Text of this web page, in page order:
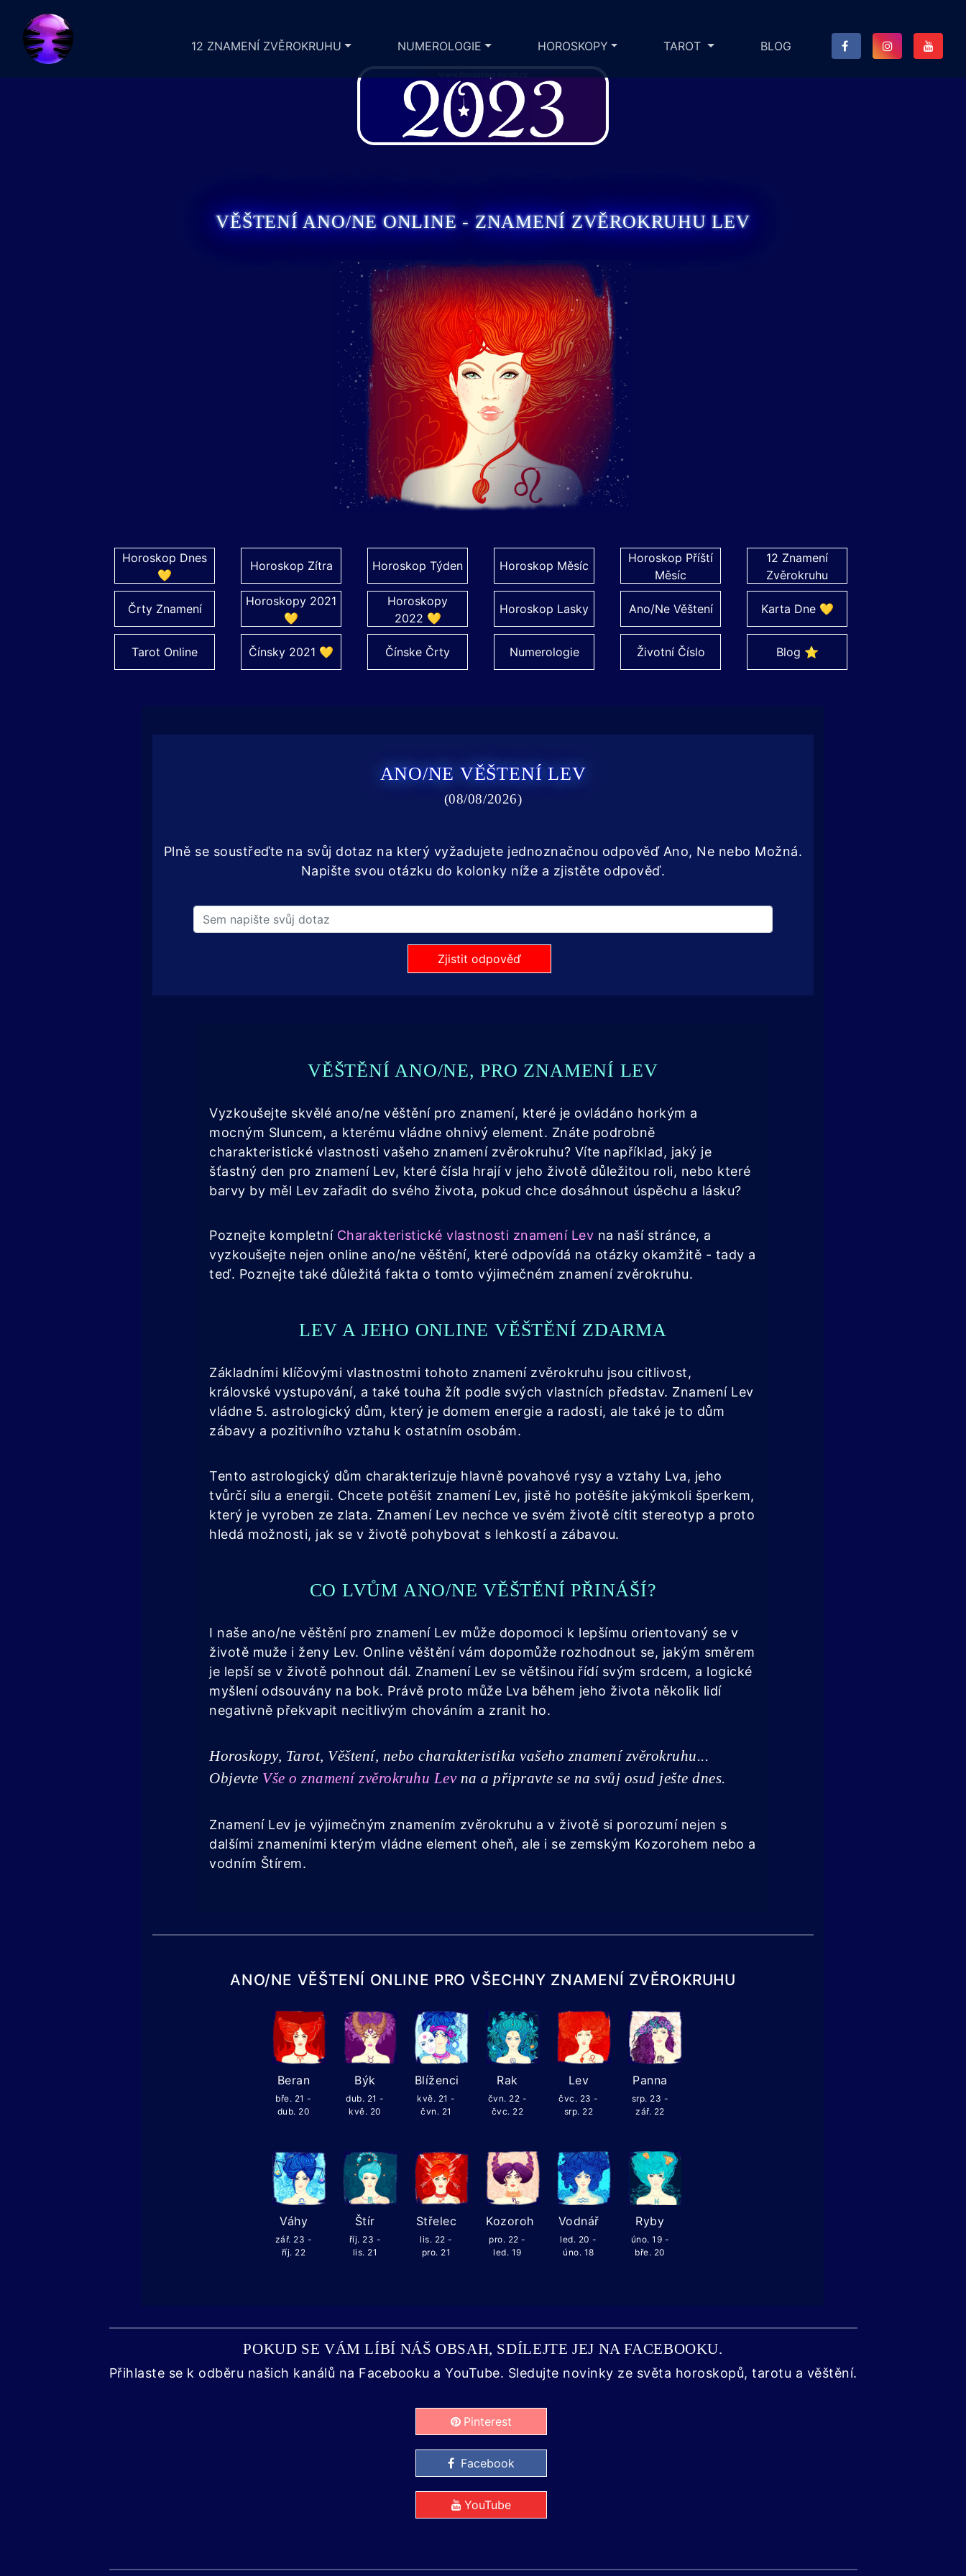
12 ZNAMENÍ ZVĚROKRUHU NUMEROLOGIE HOROSKOPY TAROT BLOG
VĚŠTENÍ ANO/NE ONLINE - ZNAMENÍ ZVĚROKRUHU LEV
Horoskop Dnes
💛
Horoskop Zítra Horoskop Týden Horoskop Měsíc
Horoskop Příští
Měsíc
12 Znamení
Zvěrokruhu
Črty Znamení
Horoskopy 2021
💛
Horoskopy
2022 💛
Horoskop Lasky Ano/Ne Věštení Karta Dne 💛
Tarot Online Čínsky 2021 💛 Čínske Črty Numerologie Životní Číslo Blog ⭐
ANO/NE VĚŠTENÍ LEV
(08/08/2026)
Plně se soustřeďte na svůj dotaz na který vyžadujete jednoznačnou odpověď Ano, Ne nebo Možná.
Napište svou otázku do kolonky níže a zjistěte odpověď.
Zjistit odpověď
VĚŠTĚNÍ ANO/NE, PRO ZNAMENÍ LEV
Vyzkoušejte skvělé ano/ne věštění pro znamení, které je ovládáno horkým a
mocným Sluncem, a kterému vládne ohnivý element. Znáte podrobně
charakteristické vlastnosti vašeho znamení zvěrokruhu? Víte například, jaký je
šťastný den pro znamení Lev, které čísla hrají v jeho životě důležitou roli, nebo které
barvy by měl Lev zařadit do svého života, pokud chce dosáhnout úspěchu a lásku?
Poznejte kompletní Charakteristické vlastnosti znamení Lev na naší stránce, a
vyzkoušejte nejen online ano/ne věštění, které odpovídá na otázky okamžitě - tady a
teď. Poznejte také důležitá fakta o tomto výjimečném znamení zvěrokruhu.
LEV A JEHO ONLINE VĚŠTĚNÍ ZDARMA
Základními klíčovými vlastnostmi tohoto znamení zvěrokruhu jsou citlivost,
královské vystupování, a také touha žít podle svých vlastních představ. Znamení Lev
vládne 5. astrologický dům, který je domem energie a radosti, ale také je to dům
zábavy a pozitivního vztahu k ostatním osobám.
Tento astrologický dům charakterizuje hlavně povahové rysy a vztahy Lva, jeho
tvůrčí sílu a energii. Chcete potěšit znamení Lev, jistě ho potěšíte jakýmkoli šperkem,
který je vyroben ze zlata. Znamení Lev nechce ve svém životě cítit stereotyp a proto
hledá možnosti, jak se v životě pohybovat s lehkostí a zábavou.
CO LVŮM ANO/NE VĚŠTĚNÍ PŘINÁŠÍ?
I naše ano/ne věštění pro znamení Lev může dopomoci k lepšímu orientovaný se v
životě muže i ženy Lev. Online věštění vám dopomůže rozhodnout se, jakým směrem
je lepší se v životě pohnout dál. Znamení Lev se většinou řídí svým srdcem, a logické
myšlení odsouvány na bok. Právě proto může Lva během jeho života několik lidí
negativně překvapit necitlivým chováním a zranit ho.
Horoskopy, Tarot, Věštení, nebo charakteristika vašeho znamení zvěrokruhu...
Objevte Vše o znamení zvěrokruhu Levna a připravte se na svůj osud ješte dnes.
Znamení Lev je výjimečným znamením zvěrokruhu a v životě si porozumí nejen s
dalšími znameními kterým vládne element oheň, ale i se zemským Kozorohem nebo a
vodním Štírem.
ANO/NE VĚŠTENÍ ONLINE PRO VŠECHNY ZNAMENÍ ZVĚROKRUHU
Beran
bře. 21 -
dub. 20
Býk
dub. 21 -
kvě. 20
Blíženci
kvě. 21 -
čvn. 21
Rak
čvn. 22 -
čvc. 22
Lev
čvc. 23 -
srp. 22
Panna
srp. 23 -
zář. 22
Váhy
zář. 23 -
říj. 22
Štír
říj. 23 -
lis. 21
Střelec
lis. 22 -
pro. 21
Kozoroh
pro. 22 -
led. 19
Vodnář
led. 20 -
úno. 18
Ryby
úno. 19 -
bře. 20
POKUD SE VÁM LÍBÍ NÁŠ OBSAH, SDÍLEJTE JEJ NA FACEBOOKU.
Přihlaste se k odběru našich kanálů na Facebooku a YouTube. Sledujte novinky ze světa horoskopů, tarotu a věštění.
Pinterest
Facebook
YouTube